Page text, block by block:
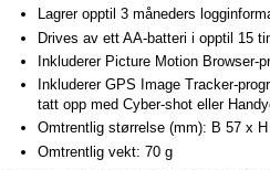
Lagrer opptil 3 måneders
Drives av ett AA-batteri i opptil 15
Inkluderer Picture Motion Browser-
Inkluderer GPS Image Tracker-
tatt opp med Cyber-shot eller
Omtrentlig størrelse (mm): B 57 x
Omtrentlig vekt: 70 g